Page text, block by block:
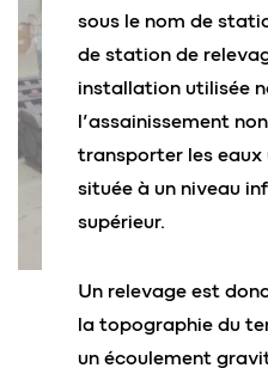
sous le nom de
de station de
installation utilisée
l’assainissement
transporter les eaux
située à un niveau
supérieur.
Un relevage est
la topographie du
un écoulement